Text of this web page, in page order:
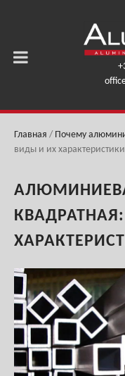
Главная / Почему
виды и их характеристики